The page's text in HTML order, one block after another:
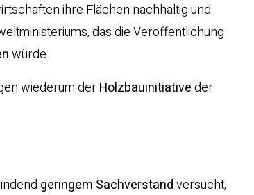
ihre Flächen nachhaltig und
das die Veröffentlichung
würde.
wiederum derHolzbauinitiativeder
geringem Sachverstandversucht,